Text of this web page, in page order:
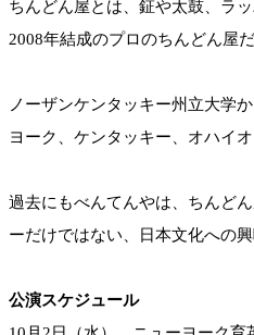
ちんどん屋とは、鉦や太鼓、ラ
2008年結成のプロのちんどん屋
ノーザンケンタッキー州立大学
ヨーク、ケンタッキー、オハイ
過去にもべんてんやは、ちんど
ーだけではない、日本文化への
公演スケジュール